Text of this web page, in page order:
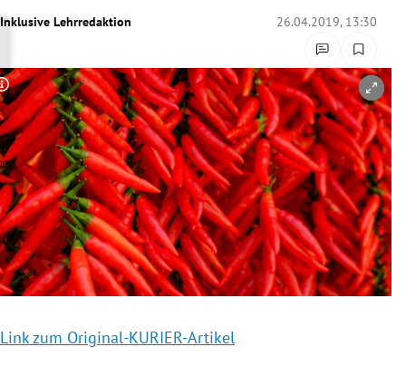
Untermenü
Untermenü
Untermenü
Untermenü
Untermenü
Untermenü
Inklusive Lehrredaktion 26.04.2019, 13:30
Copyright-Hinweis öffnen/schließen
Link zum Original-KURIER-Artikel